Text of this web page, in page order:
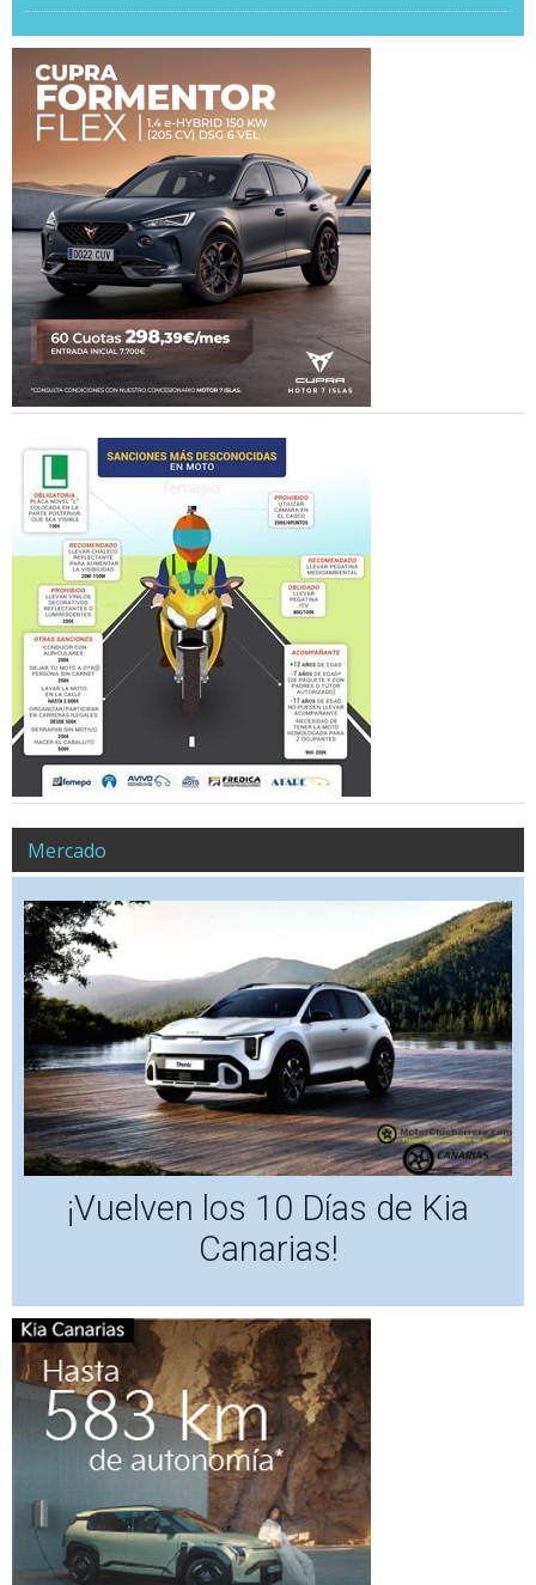
Mercado
¡Vuelven los 10 Días de Kia
Canarias!